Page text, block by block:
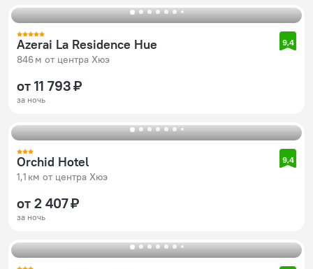
Azerai La Residence Hue
846 м от центра Хюэ
9,4
от 11 793 ₽
за ночь
Orchid Hotel
1,1 км от центра Хюэ
9,4
от 2 407 ₽
за ночь